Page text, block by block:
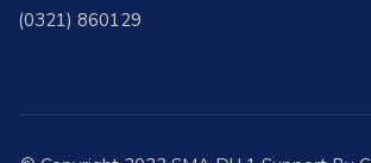
(0321) 860129